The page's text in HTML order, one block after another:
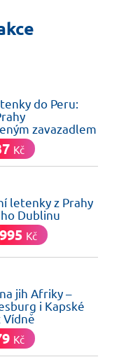
do Peru:
zavazadlem
Kč
letenky z Prahy
Dublinu
Kč
jih Afriky –
i Kapské
Vídně
Kč